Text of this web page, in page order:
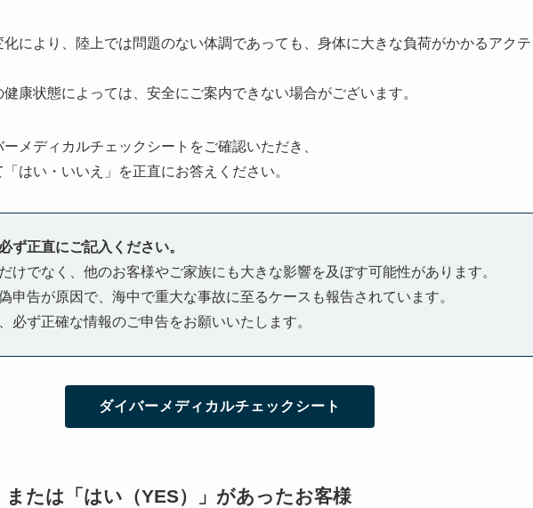
により、陸上では問題のない体調であっても、身体に大きな負荷がかかるアク
康状態によっては、安全にご案内できない場合がございます。
メディカルチェックシートをご確認いただき、
はい・いいえ」を正直にお答えください。
ず正直にご記入ください。
けでなく、他のお客様やご家族にも大きな影響を及ぼす可能性があります。
申告が原因で、海中で重大な事故に至るケースも報告されています。
必ず正確な情報のご申告をお願いいたします。
ダイバーメディカルチェックシート
または「はい（YES）」があったお客様